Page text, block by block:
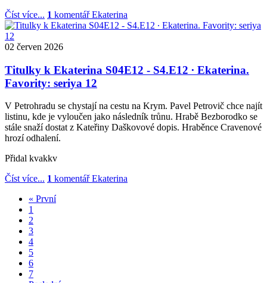
Číst více... 1 komentář Ekaterina
02 červen 2026
Titulky k Ekaterina S04E12 - S4.E12 ∙ Ekaterina.
Favority: seriya 12
V Petrohradu se chystají na cestu na Krym. Pavel Petrovič chce najít
listinu, kde je vyloučen jako následník trůnu. Hrabě Bezborodko se
stále snaží dostat z Kateřiny Daškovové dopis. Hraběnce Cravenové
hrozí odhalení.
Přidal kvakkv
Číst více... 1 komentář Ekaterina
« První
1
2
3
4
5
6
7